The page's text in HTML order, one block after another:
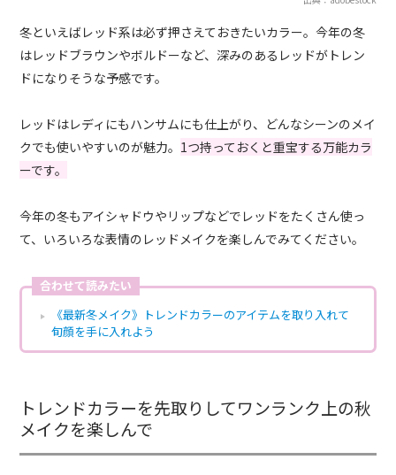
冬といえばレッド系は必ず押さえておきたいカラー。今年の冬
はレッドブラウンやボルドーなど、深みのあるレッドがトレン
ドになりそうな予感です。
レッドはレディにもハンサムにも仕上がり、どんなシーンのメイ
クでも使いやすいのが魅力。 1つ持っておくと重宝する万能カラ
ーです。
今年の冬もアイシャドウやリップなどでレッドをたくさん使っ
て、いろいろな表情のレッドメイクを楽しんでみてください。
合わせて読みたい
《最新冬メイク》トレンドカラーのアイテムを取り入れて
旬顔を手に入れよう
トレンドカラーを先取りしてワンランク上の秋
メイクを楽しんで